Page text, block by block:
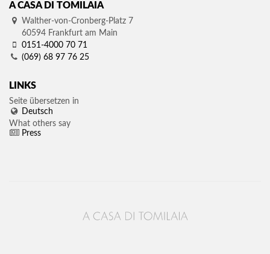
A CASA DI TOMILAIA
Walther-von-Cronberg-Platz 7
60594 Frankfurt am Main
0151-4000 70 71
(069) 68 97 76 25
LINKS
Seite übersetzen in
Deutsch
What others say
Press